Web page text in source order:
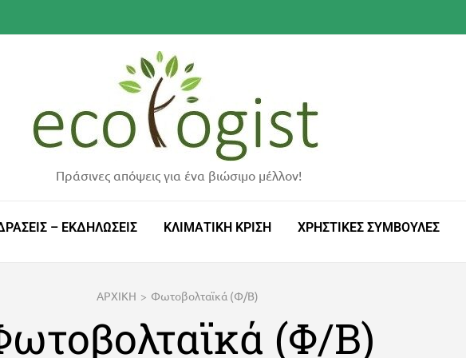
Πράσινες απόψεις για ένα βιώσιμο μέλλον!
– ΕΚΔΗΛΩΣΕΙΣ ΚΛΙΜΑΤΙΚΗ ΚΡΙΣΗ ΧΡΗΣΤΙΚΕΣ ΣΥΜΒΟΥΛΕΣ
ΑΡΧΙΚΗ > Φωτοβολταϊκά (Φ/Β)
(Φ/Β)